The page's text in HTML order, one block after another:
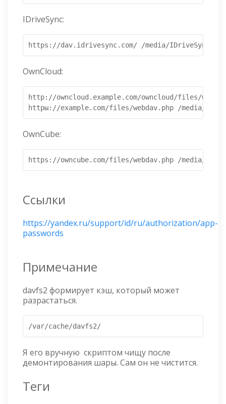
IDriveSync:
https://dav.idrivesync.com/ /media/IDriveSync
OwnCloud:
http://owncloud.example.com/owncloud/files/
httpы://example.com/files/webdav.php /media/
OwnCube:
https://owncube.com/files/webdav.php /media/
Ссылки
https://yandex.ru/support/id/ru/authorization/app-
passwords
Примечание
davfs2 формирует кэш, который может
разрастаться.
/var/cache/davfs2/
Я его вручную скриптом чищу после
демонтирования шары. Сам он не чистится.
Теги